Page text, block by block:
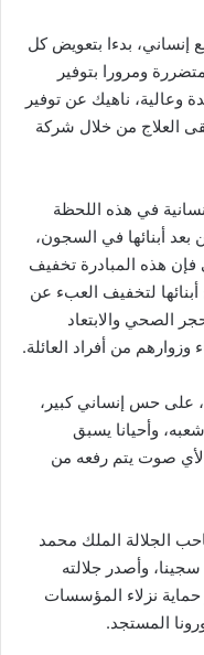
إنساني، بدءا بتعويض كل
ومرورا بتوفير
وعالية، ناهيك عن توفير
العلاج من خلال شركة
في هذه اللحظة
بعد أبنائها في السجون،
هذه المبادرة تخفيف
لتخفيف العبء عن
الصحي والابتعاد
من أفراد العائلة.
على حس إنساني كبير،
وأحيانا يسبق
صوت يتم رفعه من
الجلالة الملك محمد
السادس أصدر عفوا مولويا لفائدة 5654 سجينا، وأصدر جلالته
حماية نزلاء المؤسسات
المستجد.